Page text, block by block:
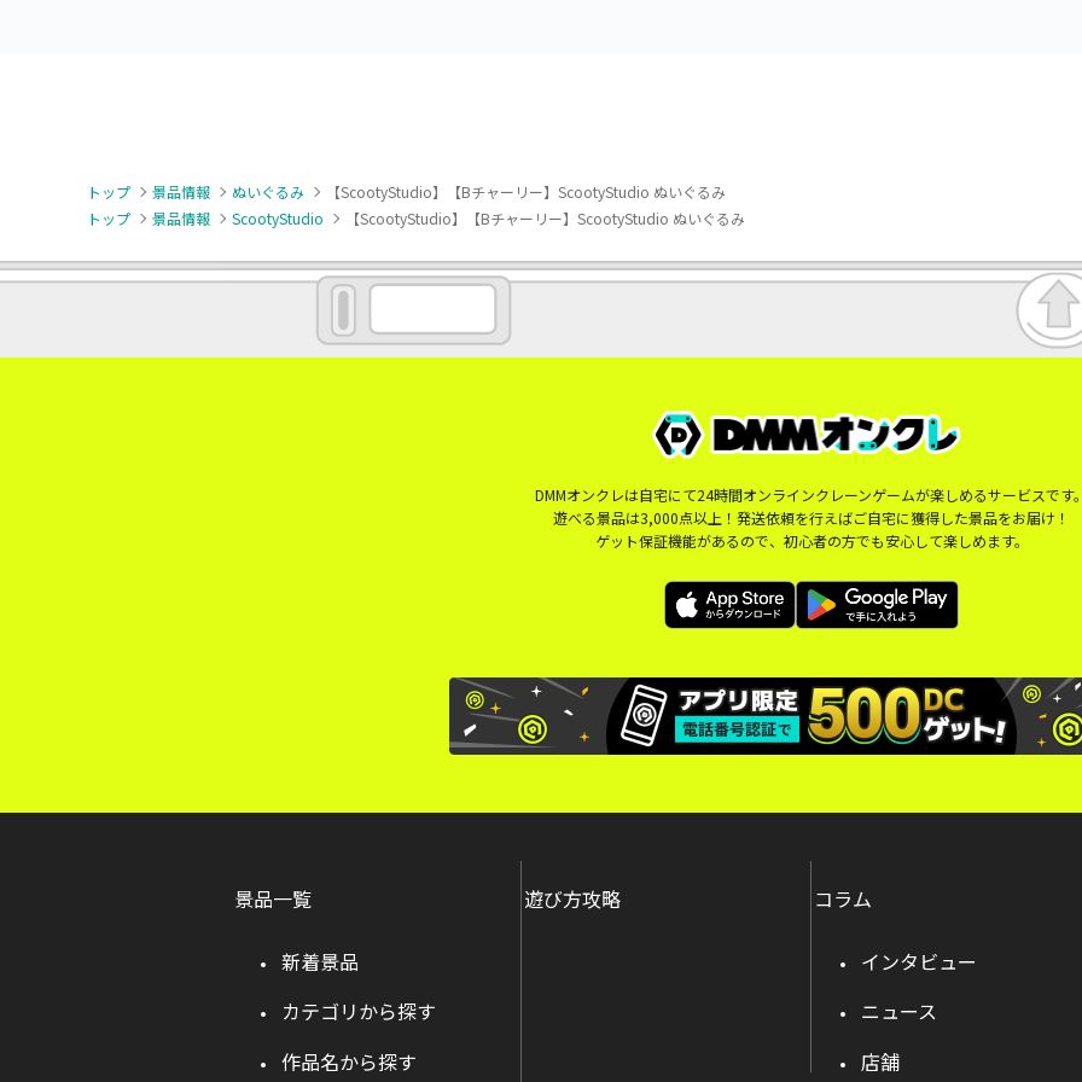
トップ 景品情報 ぬいぐるみ
【ScootyStudio】【Bチャーリー】ScootyStudio ぬいぐるみ
トップ
景品情報 ScootyStudio 【ScootyStudio】【Bチャーリー】ScootyStudio ぬいぐるみ
DMMオンクレは自宅にて24時間オンラインクレーンゲームが楽しめるサービスです
遊べる景品は3,000点以上！発送依頼を行えばご自宅に獲得した景品をお届け！
ゲット保証機能があるので、初心者の方でも安心して楽しめます。
景品一覧
新着景品
カテゴリから探す
作品名から探す
遊び方攻略 コラム
インタビュー
ニュース
店舗